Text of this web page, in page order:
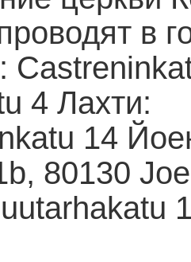
в
4 Лахти:
14
80130